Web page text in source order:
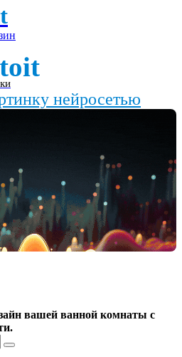
нейросетью
вашей ванной комнаты с